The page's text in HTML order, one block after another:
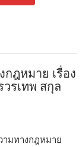
ฎหมาย เรื่อง
รเทพ สกุล
มทางกฎหมาย